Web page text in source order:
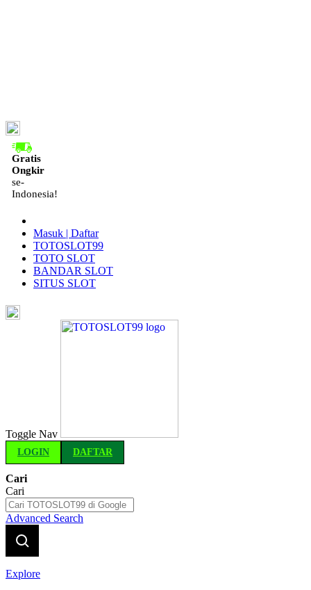
Gratis
Ongkir
se-
Indonesia!
Masuk | Daftar
TOTOSLOT99
TOTO SLOT
BANDAR SLOT
SITUS SLOT
Toggle Nav
LOGIN DAFTAR
Cari
Cari
Advanced Search
Explore